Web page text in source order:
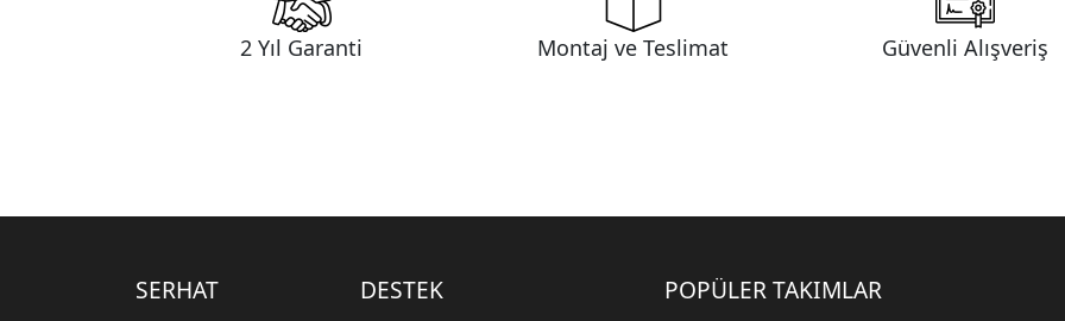
2 Yıl Garanti Montaj ve Teslimat Güvenli Alışveriş
SERHAT DESTEK POPÜLER TAKIMLAR